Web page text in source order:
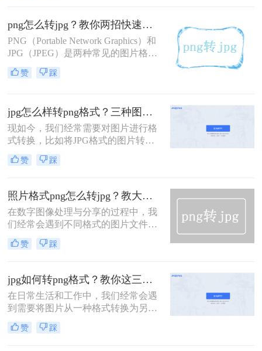
面我就为你介绍png格式图片转成jpg
格式怎么转方法。一起来看看吧。
png怎么转jpg？教你两招快速转格式！
PNG（Portable Network Graphics）和
JPG（JPEG）是两种常见的图片格
式，各有其特点。PNG通常用于需要
保留透明背景或无损压缩的场合，而
能需要将PNG图片转换为JPG格式，
以适应特定的需求或优化文件大小。
那么png怎么转jpg呢？下面，我们将
法。
赞 踩
jpg怎么样转png格式？三种图片格式转换的方法交给你！
现如今，我们经常需要对图片进行格
式转换，比如将JPG格式的图片转换
为PNG格式。PNG格式相对于JPG格
式更加适合图像保存。那么，jpg怎么
详细介绍这一过程，教会您如何轻松
地将JPG图片转换为PNG格式。
赞 踩
照片格式png怎么转jpg？教大家三种简单的方法！
在数字图像处理与分享的过程中，我
们经常会遇到不同格式的图片文件，
其中PNG和JPG是最为常见的两种。
PNG（Portable Network Graphics）以
受到青睐，而JPG（Joint Photographic
Experts Group）则因其较高的压缩比
和广泛的兼容性成为网络传输和打印
的首选格式
赞 踩
jpg如何转png格式？教你这三种简单又实用的方法！
在日常生活和工作中，我们经常会遇
到需要将图片从一种格式转换为另一
种格式的情况。其中，将JPG格式转
换为PNG格式是比较常见的需求。
赞 踩